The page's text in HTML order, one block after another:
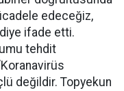
edeceğiz,
ifade etti.
tehdit
değildir. Topyekun